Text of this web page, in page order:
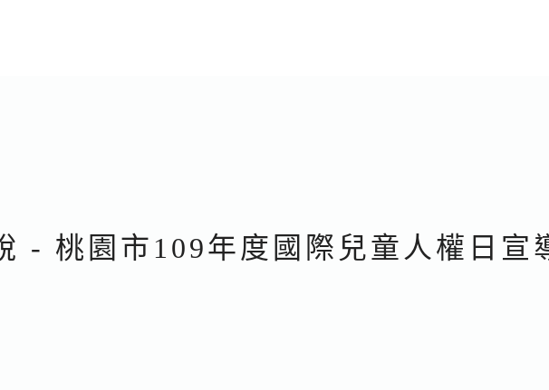
- 桃園市109年度國際兒童人權日宣